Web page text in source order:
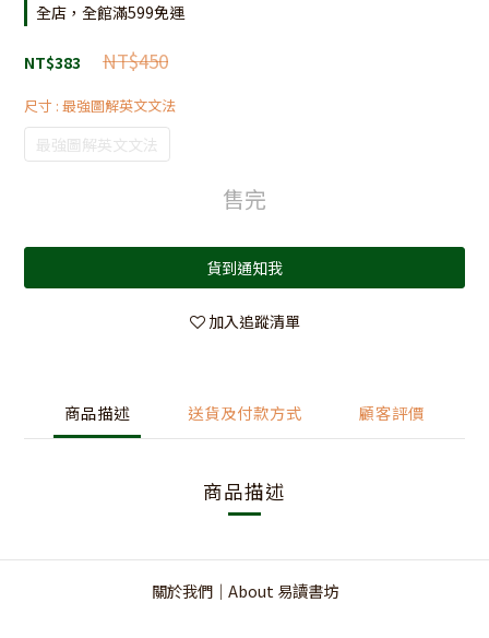
全店，全館滿599免運
NT$450
NT$383
尺寸 : 最強圖解英文文法
最強圖解英文文法
售完
貨到通知我
加入追蹤清單
商品描述 送貨及付款方式 顧客評價
商品描述
關於我們｜About 易讀書坊